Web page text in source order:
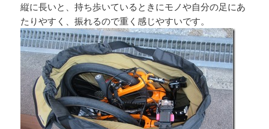
縦に長いと、持ち歩いているときにモノや自分の足にあ
たりやすく、振れるので重く感じやすいです。